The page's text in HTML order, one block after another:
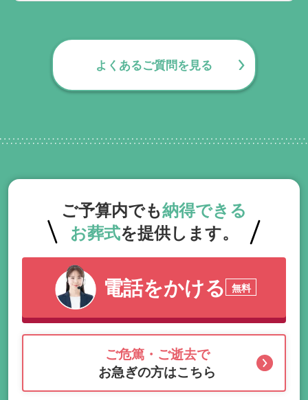
の手続きとお答えになる方が70パーセント
以上でして、お客様が日常にお戻りいただ
くまでの期間、回数の制限なく、当社の専
よくあるご質問を見る
ご予算内でも納得できる
お葬式を提供します。
電話をかける 無料
ご危篤・ご逝去で
お急ぎの方はこちら